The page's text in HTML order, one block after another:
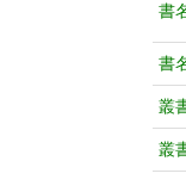
書
書
叢
叢